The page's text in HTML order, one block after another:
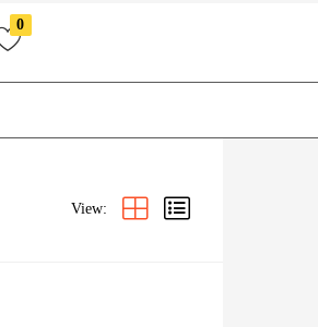
0
View: